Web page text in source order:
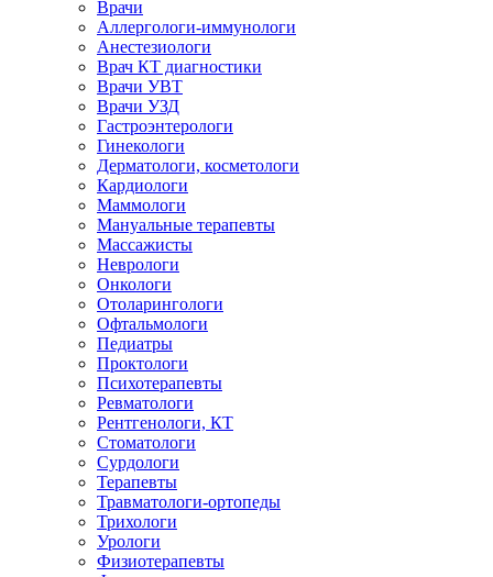
Врачи
Аллергологи-иммунологи
Анестезиологи
Врач КТ диагностики
Врачи УВТ
Врачи УЗД
Гастроэнтерологи
Гинекологи
Дерматологи, косметологи
Кардиологи
Маммологи
Мануальные терапевты
Массажисты
Неврологи
Онкологи
Отоларингологи
Офтальмологи
Педиатры
Проктологи
Психотерапевты
Ревматологи
Рентгенологи, КТ
Стоматологи
Сурдологи
Терапевты
Травматологи-ортопеды
Трихологи
Урологи
Физиотерапевты